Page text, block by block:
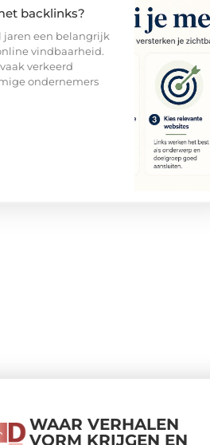
backlinks?
jaren een belangrijk
vindbaarheid.
verkeerd
ondernemers
WAAR VERHALEN
VORM KRIJGEN EN